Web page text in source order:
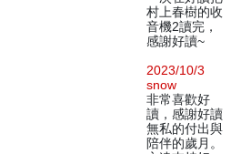
村上春樹的收
音機2讀完，
感謝好讀~
2023/10/3
snow
非常喜歡好
讀，感謝好讀
無私的付出與
陪伴的歲月。